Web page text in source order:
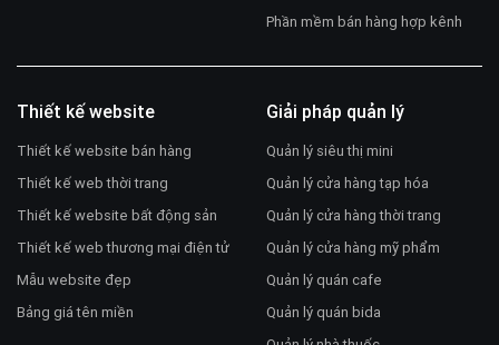
Phần mềm bán hàng hợp kênh
Thiết kế website
Thiết kế website bán hàng
Thiết kế web thời trang
Thiết kế website bất động sản
Thiết kế web thương mại điện tử
Mẫu website đẹp
Bảng giá tên miền
Giải pháp quản lý
Quản lý siêu thị mini
Quản lý cửa hàng tạp hóa
Quản lý cửa hàng thời trang
Quản lý cửa hàng mỹ phẩm
Quản lý quán cafe
Quản lý quán bida